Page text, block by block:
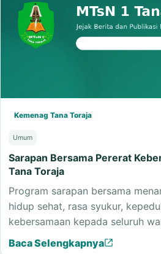
Kemenag Tana Toraja
Umum
Sarapan Bersama Pererat
Tana Toraja
Program sarapan bersama
hidup sehat, rasa syukur,